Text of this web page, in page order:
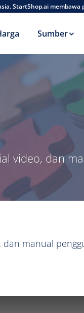
StartShop.ai
Sumber
video, dan
dan manual